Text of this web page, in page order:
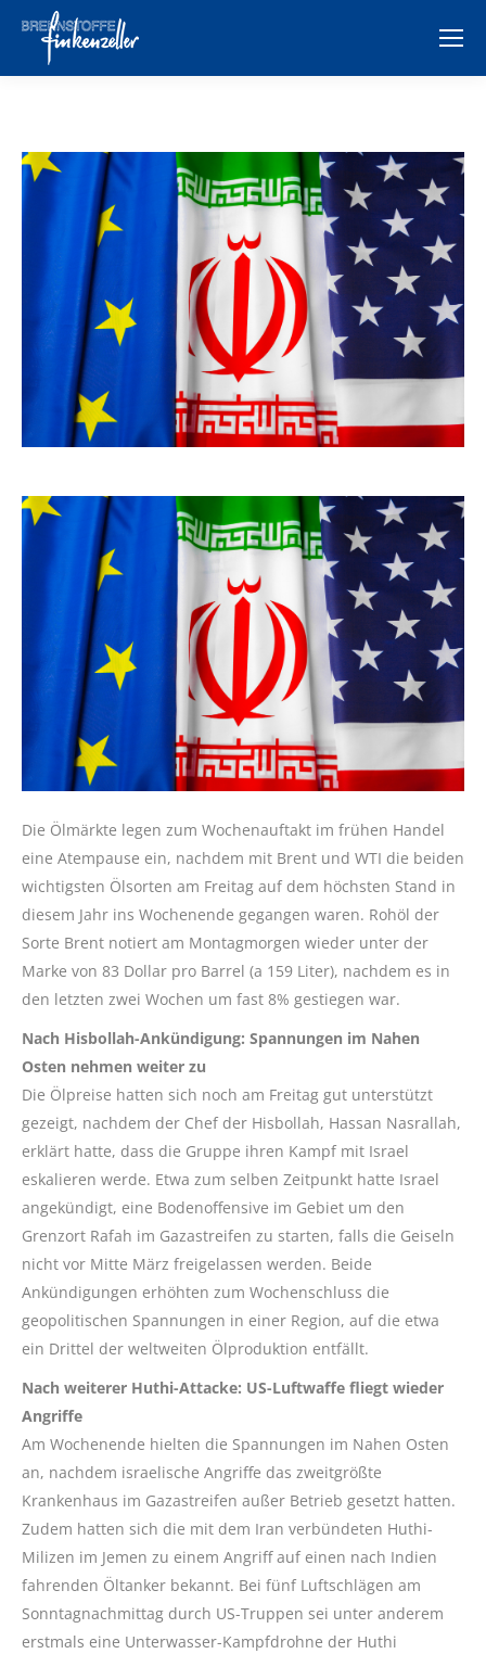
Die Ölmärkte legen zum Wochenauftakt im frühen Handel
eine Atempause ein, nachdem mit Brent und WTI die beiden
wichtigsten Ölsorten am Freitag auf dem höchsten Stand in
diesem Jahr ins Wochenende gegangen waren. Rohöl der
Sorte Brent notiert am Montagmorgen wieder unter der
Marke von 83 Dollar pro Barrel (a 159 Liter), nachdem es in
den letzten zwei Wochen um fast 8% gestiegen war.
Nach Hisbollah-Ankündigung: Spannungen im Nahen
Osten nehmen weiter zu
Die Ölpreise hatten sich noch am Freitag gut unterstützt
gezeigt, nachdem der Chef der Hisbollah, Hassan Nasrallah,
erklärt hatte, dass die Gruppe ihren Kampf mit Israel
eskalieren werde. Etwa zum selben Zeitpunkt hatte Israel
angekündigt, eine Bodenoffensive im Gebiet um den
Grenzort Rafah im Gazastreifen zu starten, falls die Geiseln
nicht vor Mitte März freigelassen werden. Beide
Ankündigungen erhöhten zum Wochenschluss die
geopolitischen Spannungen in einer Region, auf die etwa
ein Drittel der weltweiten Ölproduktion entfällt.
Nach weiterer Huthi-Attacke: US-Luftwaffe fliegt wieder
Angriffe
Am Wochenende hielten die Spannungen im Nahen Osten
an, nachdem israelische Angriffe das zweitgrößte
Krankenhaus im Gazastreifen außer Betrieb gesetzt hatten.
Zudem hatten sich die mit dem Iran verbündeten Huthi-
Milizen im Jemen zu einem Angriff auf einen nach Indien
fahrenden Öltanker bekannt. Bei fünf Luftschlägen am
Sonntagnachmittag durch US-Truppen sei unter anderem
erstmals eine Unterwasser-Kampfdrohne der Huthi